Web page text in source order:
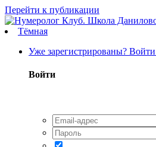
Перейти к публикации
Тёмная
Уже зарегистрированы? Войти
Войти